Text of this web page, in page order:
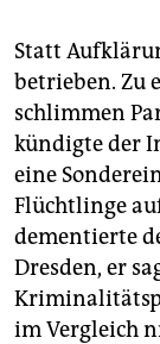
Statt
betrieben. Zu
schlimmen
kündigte der
eine
Flüchtlinge
dementierte
Dresden, er
im Vergleich